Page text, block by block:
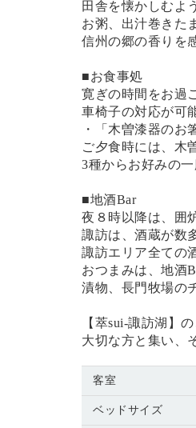
田舎を懐かしむよ
お粥、出汁巻きた
信州の郷の香りを
■お食事処
寛ぎの時間をお過
車椅子の対応が可
・「木曽漆器のお
ご夕食時には、木
3種からお好みの
■地酒Bar
夜８時以降は、囲
諏訪は、酒蔵が数
諏訪エリア全ての
おつまみは、地酒
漬物、長門牧場の
【萃sui-諏訪湖】
大切な方と集い、
客室
ベッドサイズ